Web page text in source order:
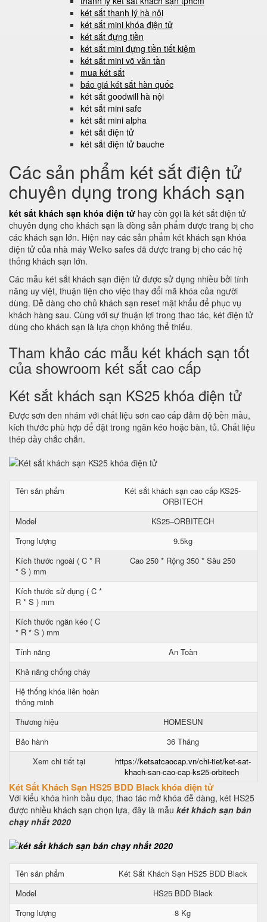
két sắt thanh lý hà nội
két sắt mini khóa điện tử
két sắt đựng tiền
két sắt mini đựng tiền tiết kiệm
két sắt mini võ văn tần
mua két sắt
báo giá két sắt hàn quốc
két sắt goodwill hà nội
két sắt mini safe
két sắt mini alpha
két sắt điện tử
két sắt điện tử bauche
Các sản phẩm két sắt điện tử
chuyên dụng trong khách sạn
két sắt khách sạn khóa điện tử hay còn gọi là két sắt điện tử
chuyên dụng cho khách sạn là dòng sản phẩm được trang bị cho
các khách sạn lớn. Hiện nay các sản phẩm két khách sạn khóa
điện tử của nhà máy Welko safes đã được trang bị cho các hệ
thống khách sạn lớn.
Các mẫu két sắt khách sạn điện tử được sử dụng nhiều bởi tính
năng uy việt, thuận tiện cho việc thay đổi mã khóa của người
dùng. Dễ dàng cho chủ khách sạn reset mật khẩu để phục vụ
khách hàng sau. Cùng với sự thuận lợi trong thao tác, két điện tử
dùng cho khách sạn là lựa chọn không thể thiếu.
Tham khảo các mẫu két khách sạn tốt
của showroom két sắt cao cấp
Két sắt khách sạn KS25 khóa điện tử
Được sơn đen nhám với chất liệu sơn cao cấp đảm độ bền mầu,
kích thước phù hợp để đặt trong ngăn kéo hoặc bàn, tủ. Chất liệu
thép dầy chắc chắn.
Tên sản phẩm
Két sắt khách sạn cao cấp KS25-
ORBITECH
Model
KS25–ORBITECH
Trọng lượng
9.5kg
Kích thước ngoài ( C * R
* S ) mm
Cao 250 * Rộng 350 * Sâu 250
Kích thước sử dụng ( C *
R * S ) mm
Kích thước ngăn kéo ( C
* R * S ) mm
Tính năng
An Toàn
Khả năng chống cháy
Hệ thống khóa liên hoàn
thông minh
Thương hiệu
HOMESUN
Bảo hành
36 Tháng
Xem chi tiết tại
https://ketsatcaocap.vn/chi-tiet/ket-sat-
khach-san-cao-cap-ks25-orbitech
Két Sắt Khách Sạn HS25 BDD Black khóa điện tử
Với kiểu khóa hình bầu dục, thao tác mở khóa đễ dàng, két HS25
được nhiều khách sạn chọn lựa, đây là mẫu két khách sạn bán
chạy nhất 2020
Tên sản phẩm
Két Sắt Khách Sạn HS25 BDD Black
Model
HS25 BDD Black
Trọng lượng
8 Kg